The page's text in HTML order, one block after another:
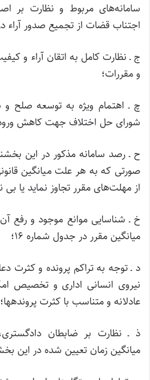
سامانه‌های مربوط و نظارت بر
اجتناب قضات از تجمیع صدور آراء در
ج ـ نظارت کامل به اتقان آراء و
و مقررات؛
چ ـ اهتمام ویژه به توسعه صلح
شورای حل اختلاف جهت کاهش
ح ـ‌ رصد سامانه مذکور در این
صورتی که به هر علت میانگین
از مهلت‌های مقرر تجاوز نماید یا
خ ـ‌ شناسایی موانع موجود و رفع
میانگین مقرر در جدول شماره ۱۶؛
د ـ توجه به تراکم پرونده و کثرت
نیروی انسانی اداری و تخصیص
عادلانه و متناسب با کثرت پرونده­ها؛
ذ ـ‌ نظارت بر ضابطان
میانگین زمان تعیین شده در این